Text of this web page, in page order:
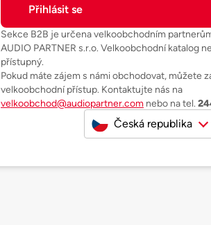
Sekce B2B je určena velkoobchodním
AUDIO PARTNER s.r.o. Velkoobchodní katalog
přístupný.
Pokud máte zájem s námi obchodovat, můžete
velkoobchodní přístup. Kontaktujte nás na
velkoobchod@audiopartner.com nebo na tel.
Česká republika